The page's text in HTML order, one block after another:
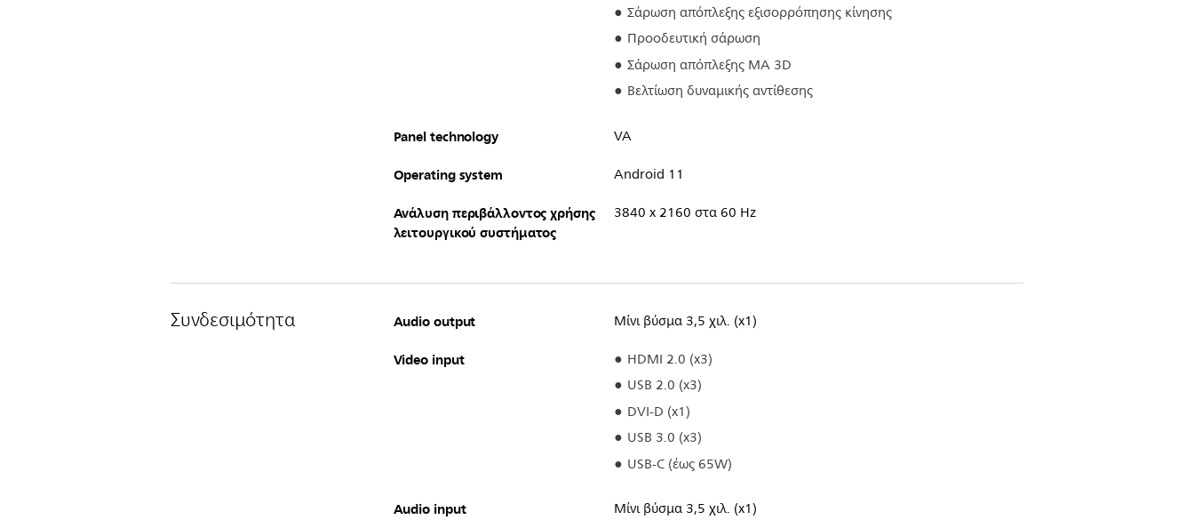
Σάρωση απόπλεξης εξισορρόπησης κίνησης
Προοδευτική σάρωση
Σάρωση απόπλεξης MA 3D
Βελτίωση δυναμικής αντίθεσης
Panel technology VA
Operating system Android 11
Ανάλυση περιβάλλοντος χρήσης
λειτουργικού συστήματος
3840 x 2160 στα 60 Hz
Συνδεσιμότητα Audio output Μίνι βύσμα 3,5 χιλ. (x1)
Video input
HDMI 2.0 (x3)
USB 2.0 (x3)
DVI-D (x1)
USB 3.0 (x3)
USB-C (έως 65W)
Audio input Μίνι βύσμα 3,5 χιλ. (x1)